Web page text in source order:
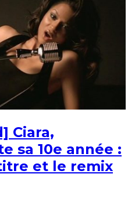
Ciara,
sa 10e année :
et le remix